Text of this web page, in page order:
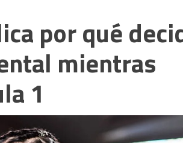
por qué
mientras
1